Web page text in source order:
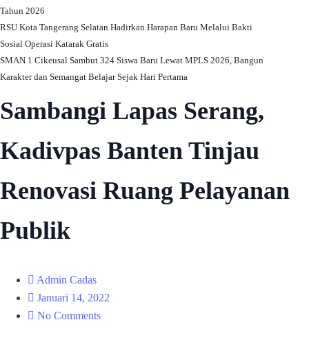
Tahun 2026
RSU Kota Tangerang Selatan Hadirkan Harapan Baru Melalui Bakti
Sosial Operasi Katarak Gratis
SMAN 1 Cikeusal Sambut 324 Siswa Baru Lewat MPLS 2026, Bangun
Karakter dan Semangat Belajar Sejak Hari Pertama
Sambangi Lapas Serang,
Kadivpas Banten Tinjau
Renovasi Ruang Pelayanan
Publik
Admin Cadas
Januari 14, 2022
No Comments